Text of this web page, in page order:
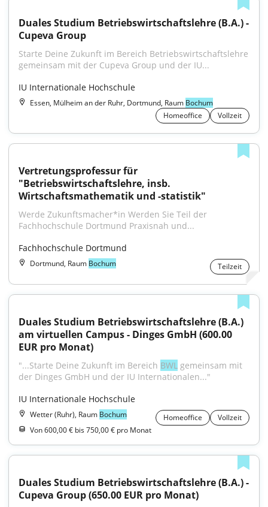
Duales Studium Betriebswirtschaftslehre (B.A.) -
Cupeva Group
Starte Deine Zukunft im Bereich Betriebswirtschaftslehre
gemeinsam mit der Cupeva Group und der IU...
IU Internationale Hochschule
Essen, Mülheim an der Ruhr, Dortmund, Raum Bochum
Homeoffice
Vollzeit
Vertretungsprofessur für
"Betriebswirtschaftslehre, insb.
Wirtschaftsmathematik und -statistik"
Werde Zukunftsmacher*in Werden Sie Teil der
Fachhochschule Dortmund Praxisnah und...
Fachhochschule Dortmund
Dortmund, Raum Bochum Teilzeit
Duales Studium Betriebswirtschaftslehre (B.A.)
am virtuellen Campus - Dinges GmbH (600.00
EUR pro Monat)
"...Starte Deine Zukunft im Bereich BWL gemeinsam mit
der Dinges GmbH und der IU Internationalen..."
IU Internationale Hochschule
Wetter (Ruhr), Raum Bochum Homeoffice
Vollzeit
Von 600,00 € bis 750,00 € pro Monat
Duales Studium Betriebswirtschaftslehre (B.A.) -
Cupeva Group (650.00 EUR pro Monat)